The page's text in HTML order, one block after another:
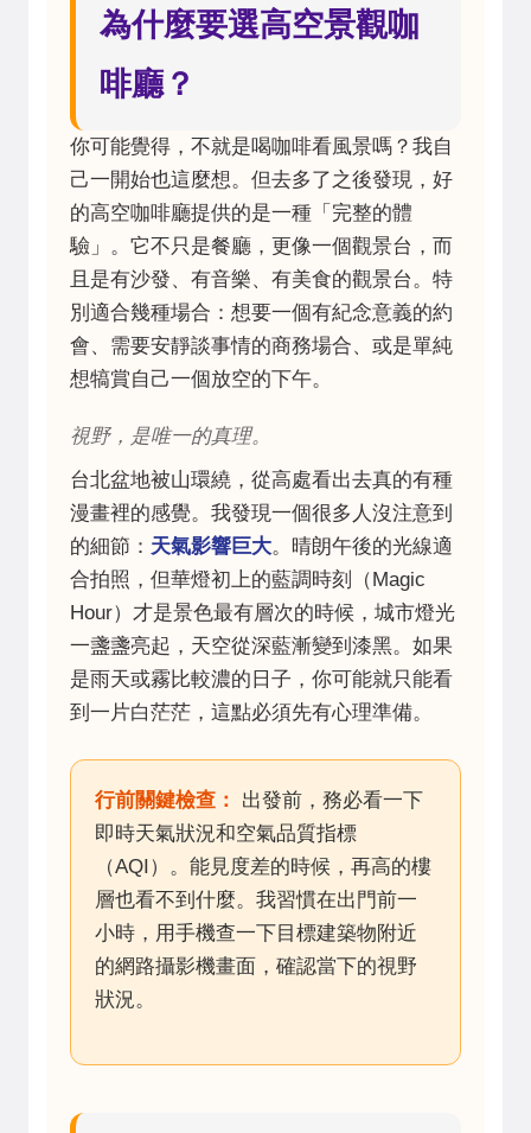
為什麼要選高空景觀咖
啡廳？
你可能覺得，不就是喝咖啡看風景嗎？我自
己一開始也這麼想。但去多了之後發現，好
的高空咖啡廳提供的是一種「完整的體
驗」。它不只是餐廳，更像一個觀景台，而
且是有沙發、有音樂、有美食的觀景台。特
別適合幾種場合：想要一個有紀念意義的約
會、需要安靜談事情的商務場合、或是單純
想犒賞自己一個放空的下午。
視野，是唯一的真理。
台北盆地被山環繞，從高處看出去真的有種
漫畫裡的感覺。我發現一個很多人沒注意到
的細節： 天氣影響巨大。晴朗午後的光線適
合拍照，但華燈初上的藍調時刻（Magic
Hour）才是景色最有層次的時候，城市燈光
一盞盞亮起，天空從深藍漸變到漆黑。如果
是雨天或霧比較濃的日子，你可能就只能看
到一片白茫茫，這點必須先有心理準備。
行前關鍵檢查：
出發前，務必看一下
即時天氣狀況和空氣品質指標
（AQI）。能見度差的時候，再高的樓
層也看不到什麼。我習慣在出門前一
小時，用手機查一下目標建築物附近
的網路攝影機畫面，確認當下的視野
狀況。